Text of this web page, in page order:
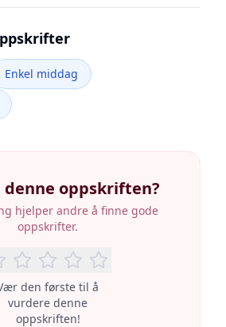
Enkel middag
denne oppskriften?
hjelper andre å finne gode
oppskrifter.
den første til å
vurdere denne
oppskriften!